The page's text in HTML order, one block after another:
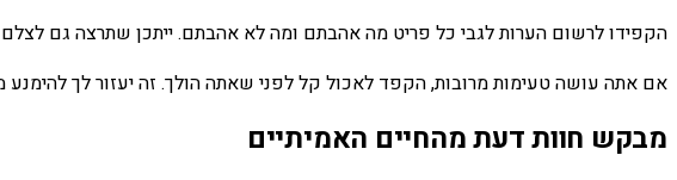
הקפידו לרשום הערות לגבי כל פריט מה אהבתם ומה לא אהבתם. ייתכן שתרצה גם לצלם
אם אתה עושה טעימות מרובות, הקפד לאכול קל לפני שאתה הולך. זה יעזור לך להימנע
מבקש חוות דעת מהחיים האמיתיים